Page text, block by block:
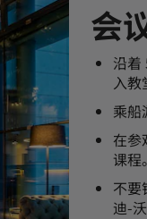
会
沿着
入教
乘船
在参
课程。
不要
迪-